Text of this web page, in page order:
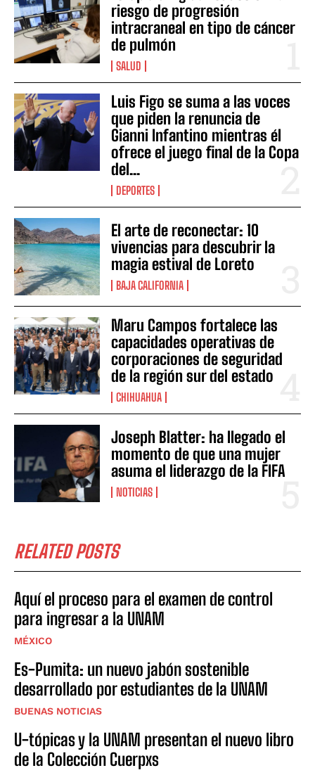
riesgo de progresión
intracraneal en tipo de cáncer
de pulmón
SALUD
Luis Figo se suma a las voces
que piden la renuncia de
Gianni Infantino mientras él
ofrece el juego final de la Copa
del...
DEPORTES
El arte de reconectar: 10
vivencias para descubrir la
magia estival de Loreto
BAJA CALIFORNIA
Maru Campos fortalece las
capacidades operativas de
corporaciones de seguridad
de la región sur del estado
CHIHUAHUA
Joseph Blatter: ha llegado el
momento de que una mujer
asuma el liderazgo de la FIFA
NOTICIAS
RELATED POSTS
Aquí el proceso para el examen de control
para ingresar a la UNAM
MÉXICO
Es-Pumita: un nuevo jabón sostenible
desarrollado por estudiantes de la UNAM
BUENAS NOTICIAS
U-tópicas y la UNAM presentan el nuevo libro
de la Colección Cuerpxs